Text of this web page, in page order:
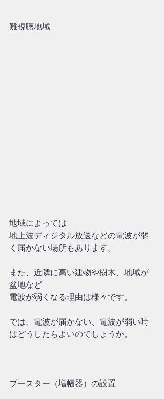
難視聴地域
地域によっては
地上波ディジタル放送などの電波が弱
く届かない場所もあります。
また、近隣に高い建物や樹木、地域が
盆地など
電波が弱くなる理由は様々です。
では、電波が届かない、電波が弱い時
はどうしたらよいのでしょうか。
ブースター（増幅器）の設置